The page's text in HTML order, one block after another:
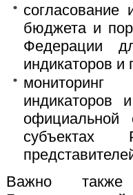
согласование
бюджета и
Федерации
индикаторов и
мониторинг
индикаторов
официальной
субъектах
Важно также